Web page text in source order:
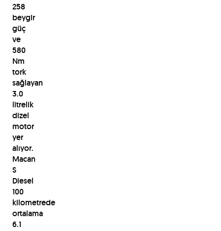
258
beygir
güç
ve
580
Nm
tork
sağlayan
3.0
litrelik
dizel
motor
yer
alıyor.
Macan
S
Diesel
100
kilometrede
ortalama
6.1